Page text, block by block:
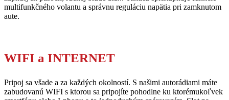
multifunkčného volantu a správnu reguláciu napätia pri zamknutom
aute.
WIFI a INTERNET
Pripoj sa všade a za každých okolností. S našimi autorádiami máte
zabudovanú WIFI s ktorou sa pripojíte pohodlne ku ktorémukoľvek